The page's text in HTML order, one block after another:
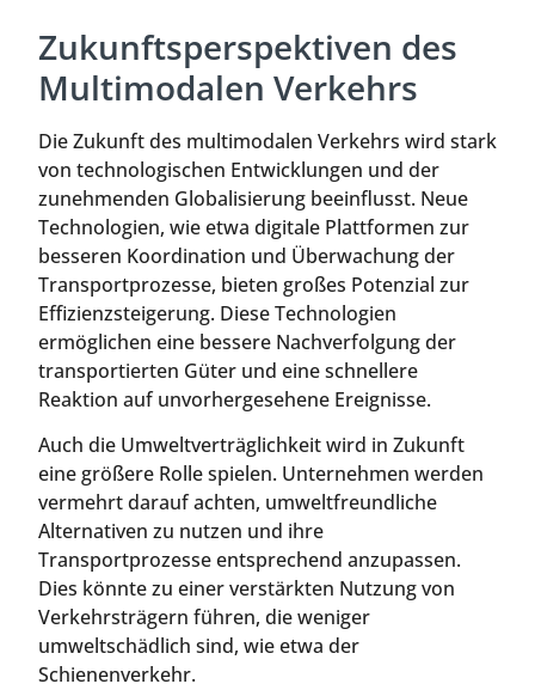
Zukunftsperspektiven des
Multimodalen Verkehrs
Die Zukunft des multimodalen Verkehrs wird stark
von technologischen Entwicklungen und der
zunehmenden Globalisierung beeinflusst. Neue
Technologien, wie etwa digitale Plattformen zur
besseren Koordination und Überwachung der
Transportprozesse, bieten großes Potenzial zur
Effizienzsteigerung. Diese Technologien
ermöglichen eine bessere Nachverfolgung der
transportierten Güter und eine schnellere
Reaktion auf unvorhergesehene Ereignisse.
Auch die Umweltverträglichkeit wird in Zukunft
eine größere Rolle spielen. Unternehmen werden
vermehrt darauf achten, umweltfreundliche
Alternativen zu nutzen und ihre
Transportprozesse entsprechend anzupassen.
Dies könnte zu einer verstärkten Nutzung von
Verkehrsträgern führen, die weniger
umweltschädlich sind, wie etwa der
Schienenverkehr.